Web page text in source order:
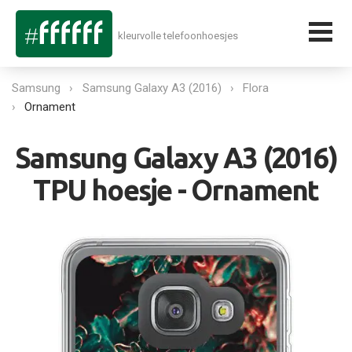
kleurvolle telefoonhoesjes
Samsung Samsung Galaxy A3 (2016)
Flora
Ornament
Samsung Galaxy A3 (2016)
TPU hoesje - Ornament